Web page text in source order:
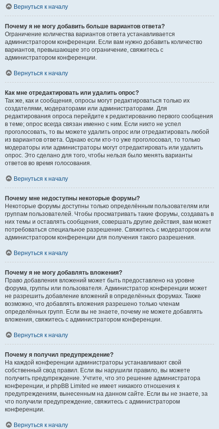
Вернуться к началу
Почему я не могу добавить больше вариантов ответа?
Ограничение количества вариантов ответа устанавливается
администратором конференции. Если вам нужно добавить количество
вариантов, превышающее это ограничение, свяжитесь с
администратором конференции.
Вернуться к началу
Как мне отредактировать или удалить опрос?
Так же, как и сообщения, опросы могут редактироваться только их
создателями, модераторами или администраторами. Для
редактирования опроса перейдите к редактированию первого сообщения
в теме; опрос всегда связан именно с ним. Если никто не успел
проголосовать, то вы можете удалить опрос или отредактировать любой
из вариантов ответа. Однако если кто-то уже проголосовал, то только
модераторы или администраторы могут отредактировать или удалить
опрос. Это сделано для того, чтобы нельзя было менять варианты
ответов во время голосования.
Вернуться к началу
Почему мне недоступны некоторые форумы?
Некоторые форумы доступны только определённым пользователям или
группам пользователей. Чтобы просматривать такие форумы, создавать в
них темы и оставлять сообщения, совершать другие действия, вам может
потребоваться специальное разрешение. Свяжитесь с модератором или
администратором конференции для получения такого разрешения.
Вернуться к началу
Почему я не могу добавлять вложения?
Право добавления вложений может быть предоставлено на уровне
форума, группы или пользователя. Администратор конференции может
не разрешить добавление вложений в определённых форумах. Также
возможно, что добавлять вложения разрешено только членам
определённых групп. Если вы не знаете, почему не можете добавлять
вложения, свяжитесь с администратором конференции.
Вернуться к началу
Почему я получил предупреждение?
На каждой конференции администраторы устанавливают свой
собственный свод правил. Если вы нарушили правило, вы можете
получить предупреждение. Учтите, что это решение администратора
конференции, и phpBB Limited не имеет никакого отношения к
предупреждениям, вынесенным на данном сайте. Если вы не знаете, за
что получили предупреждение, свяжитесь с администратором
конференции.
Вернуться к началу